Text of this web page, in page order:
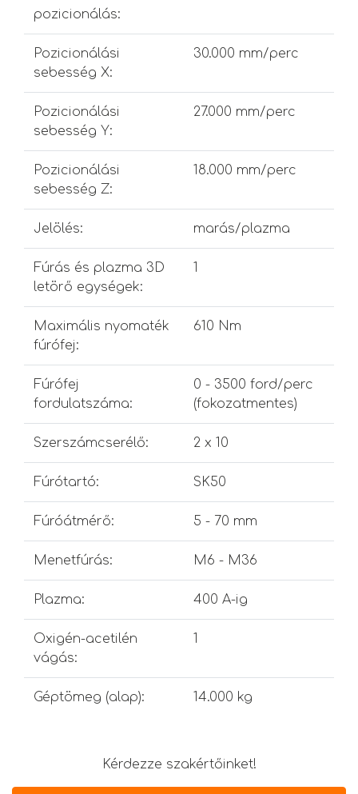
pozicionálás:
Pozicionálási
sebesség X:
30.000 mm/perc
Pozicionálási
sebesség Y:
27.000 mm/perc
Pozicionálási
sebesség Z:
18.000 mm/perc
Jelölés: marás/plazma
Fúrás és plazma 3D
letörő egységek:
1
Maximális nyomaték
fúrófej:
610 Nm
Fúrófej
fordulatszáma:
0 - 3500 ford/perc
(fokozatmentes)
Szerszámcserélő: 2 x 10
Fúrótartó: SK50
Fúróátmérő: 5 - 70 mm
Menetfúrás: M6 - M36
Plazma: 400 A-ig
Oxigén-acetilén
vágás:
1
Géptömeg (alap): 14.000 kg
Kérdezze szakértőinket!